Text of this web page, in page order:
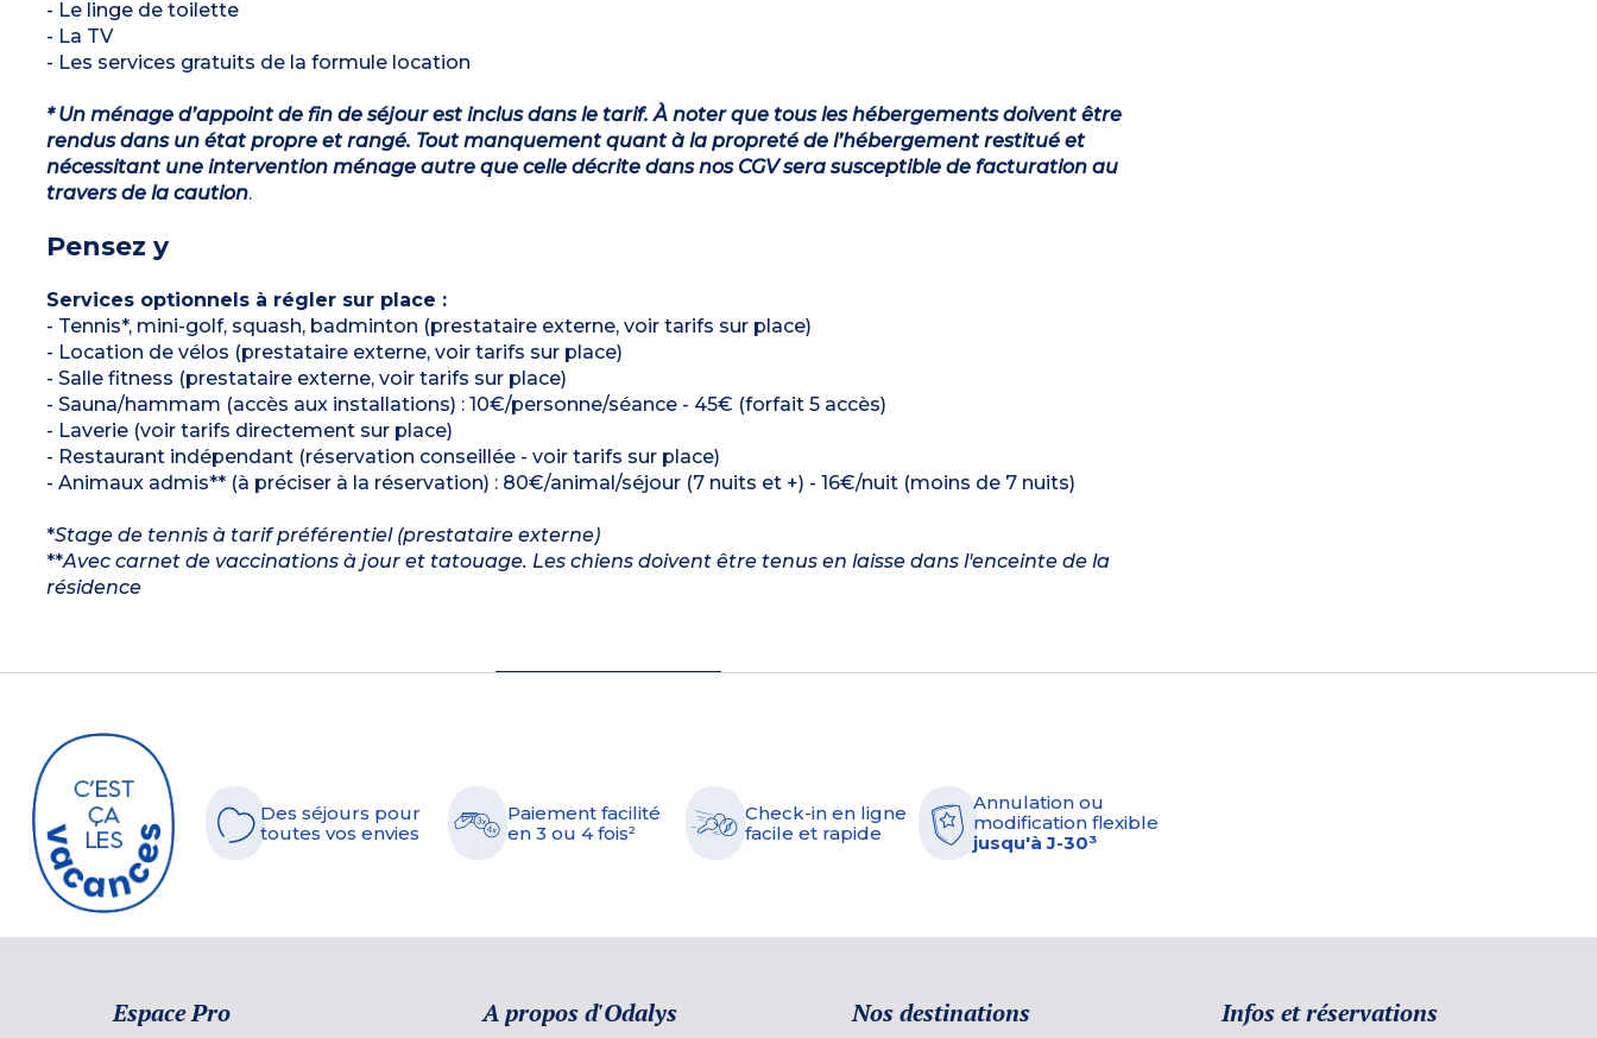
- Le linge de toilette
- La TV
- Les services gratuits de la formule location
* Un ménage d’appoint de fin de séjour est inclus dans le tarif. À noter que tous les hébergements doivent être
rendus dans un état propre et rangé. Tout manquement quant à la propreté de l’hébergement restitué et
nécessitant une intervention ménage autre que celle décrite dans nos CGV sera susceptible de facturation au
travers de la caution.
Pensez y
Services optionnels à régler sur place :
- Tennis*, mini-golf, squash, badminton (prestataire externe, voir tarifs sur place)
- Location de vélos (prestataire externe, voir tarifs sur place)
- Salle fitness (prestataire externe, voir tarifs sur place)
- Sauna/hammam (accès aux installations) : 10€/personne/séance - 45€ (forfait 5 accès)
- Laverie (voir tarifs directement sur place)
- Restaurant indépendant (réservation conseillée - voir tarifs sur place)
- Animaux admis** (à préciser à la réservation) : 80€/animal/séjour (7 nuits et +) - 16€/nuit (moins de 7 nuits)
*Stage de tennis à tarif préférentiel (prestataire externe)
**Avec carnet de vaccinations à jour et tatouage. Les chiens doivent être tenus en laisse dans l'enceinte de la
résidence
Des séjours pour
toutes vos envies
Paiement facilité
en 3 ou 4 fois²
Check-in en ligne
facile et rapide
Annulation ou
modification flexible
jusqu'à J-30³
Espace Pro A propos d'Odalys Nos destinations Infos et réservations